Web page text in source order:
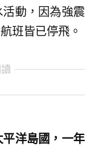
動，因為強震
班皆已停飛。
洋島國，一年